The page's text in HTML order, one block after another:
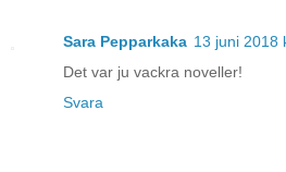
Sara Pepparkaka 13 juni 2018
Det var ju vackra noveller!
Svara